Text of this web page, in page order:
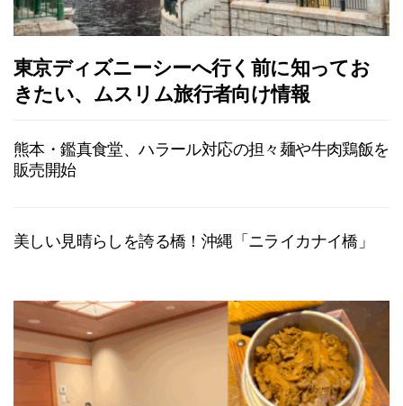
東京ディズニーシーへ行く前に知ってお
きたい、ムスリム旅行者向け情報
熊本・鑑真食堂、ハラール対応の担々麺や牛肉鶏飯を
販売開始
美しい見晴らしを誇る橋！沖縄「ニライカナイ橋」